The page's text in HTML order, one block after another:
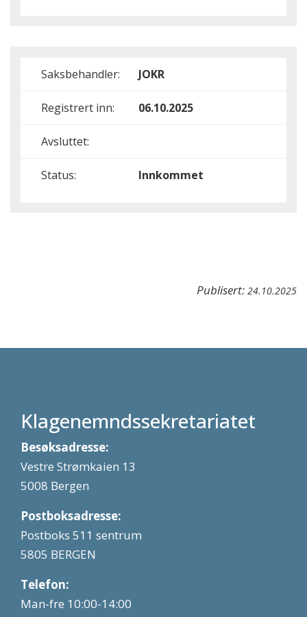
Saksbehandler: JOKR
Registrert inn: 06.10.2025
Avsluttet:
Status: Innkommet
Publisert: 24.10.2025
Klagenemndssekretariatet
Besøksadresse:
Vestre Strømkaien 13
5008 Bergen
Postboksadresse:
Postboks 511 sentrum
5805 BERGEN
Telefon:
Man-fre 10:00-14:00